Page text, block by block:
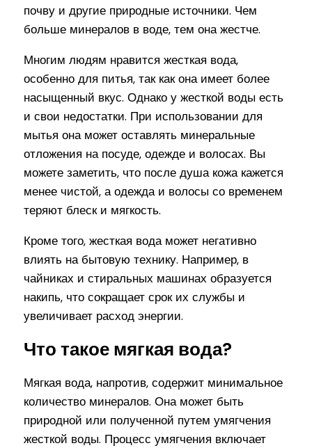
почву и другие природные источники. Чем
больше минералов в воде, тем она жестче.
Многим людям нравится жесткая вода,
особенно для питья, так как она имеет более
насыщенный вкус. Однако у жесткой воды есть
и свои недостатки. При использовании для
мытья она может оставлять минеральные
отложения на посуде, одежде и волосах. Вы
можете заметить, что после душа кожа кажется
менее чистой, а одежда и волосы со временем
теряют блеск и мягкость.
Кроме того, жесткая вода может негативно
влиять на бытовую технику. Например, в
чайниках и стиральных машинах образуется
накипь, что сокращает срок их службы и
увеличивает расход энергии.
Что такое мягкая вода?
Мягкая вода, напротив, содержит минимальное
количество минералов. Она может быть
природной или полученной путем умягчения
жесткой воды. Процесс умягчения включает